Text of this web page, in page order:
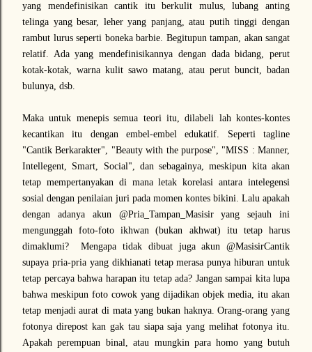
yang mendefinisikan cantik itu berkulit mulus, lubang anting
telinga yang besar, leher yang panjang, atau putih tinggi dengan
rambut lurus seperti boneka barbie. Begitupun tampan, akan sangat
relatif. Ada yang mendefinisikannya dengan dada bidang, perut
kotak-kotak, warna kulit sawo matang, atau perut buncit, badan
bulunya, dsb.
Maka untuk menepis semua teori itu, dilabeli lah kontes-kontes
kecantikan itu dengan embel-embel edukatif. Seperti tagline
"Cantik Berkarakter", "Beauty with the purpose", "MISS : Manner,
Intellegent, Smart, Social", dan sebagainya, meskipun kita akan
tetap mempertanyakan di mana letak korelasi antara intelegensi
sosial dengan penilaian juri pada momen kontes bikini. Lalu apakah
dengan adanya akun @Pria_Tampan_Masisir yang sejauh ini
mengunggah foto-foto ikhwan (bukan akhwat) itu tetap harus
dimaklumi? Mengapa tidak dibuat juga akun @MasisirCantik
supaya pria-pria yang dikhianati tetap merasa punya hiburan untuk
tetap percaya bahwa harapan itu tetap ada? Jangan sampai kita lupa
bahwa meskipun foto cowok yang dijadikan objek media, itu akan
tetap menjadi aurat di mata yang bukan haknya. Orang-orang yang
fotonya direpost kan gak tau siapa saja yang melihat fotonya itu.
Apakah perempuan binal, atau mungkin para homo yang butuh